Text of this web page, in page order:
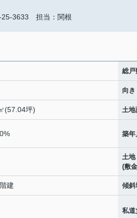
25-3633 担当：関根
総戸
向き
(57.04坪) 土地
築年
土地
(敷
建 傾斜
私道